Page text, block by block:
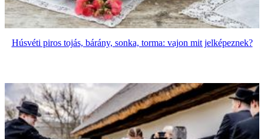
Húsvéti piros tojás, bárány, sonka, torma: vajon mit jelképeznek?